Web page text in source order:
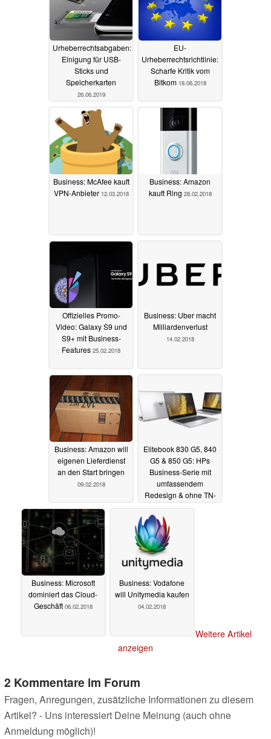
Urheberrechtsabgaben:
Einigung für USB-
Sticks und
Speicherkarten
26.06.2019
EU-
Urheberrechtsrichtlinie:
Scharfe Kritik vom
Bitkom 18.06.2018
Business: McAfee kauft
VPN-Anbieter 12.03.2018
Business: Amazon
kauft Ring 28.02.2018
Offizielles Promo-
Video: Galaxy S9 und
S9+ mit Business-
Features 25.02.2018
Business: Uber macht
Milliardenverlust
14.02.2018
Business: Amazon will
eigenen Lieferdienst
an den Start bringen
09.02.2018
Elitebook 830 G5, 840
G5 & 850 G5: HPs
Business-Serie mit
umfassendem
Redesign & ohne TN-
Business: Microsoft
dominiert das Cloud-
Geschäft 06.02.2018
Business: Vodafone
will Unitymedia kaufen
04.02.2018
Weitere Artikel
anzeigen
2 Kommentare im Forum
Fragen, Anregungen, zusätzliche Informationen zu diesem
Artikel? - Uns interessiert Deine Meinung (auch ohne
Anmeldung möglich)!